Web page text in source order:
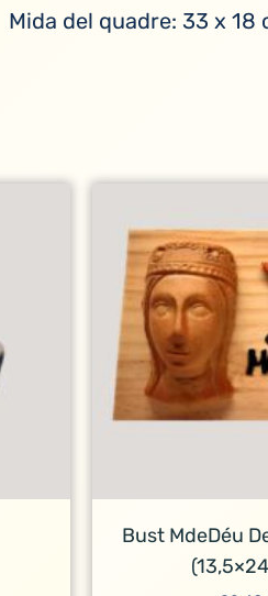
Mida del quadre: 33 x 18
Bust MdeDéu